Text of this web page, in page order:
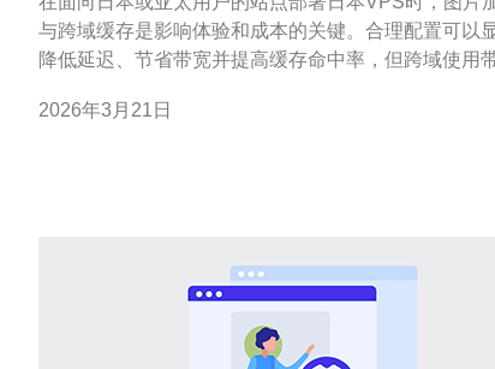
与跨域缓存是影响体验和成本的关键。合理配置可以
降低延迟、节省带宽并提高缓存命中率，但跨域使用
问题：一是浏览器对跨域资源的安全策略，通常由响应
2026年3月21日